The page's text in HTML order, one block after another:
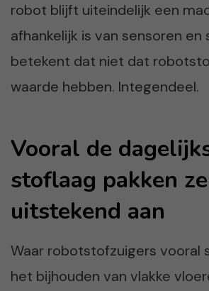
robot blijft uiteindelijk een
afhankelijk is van sensoren en
betekent dat niet dat
waarde hebben. Integendeel.
Vooral de
stoflaag pakken ze
uitstekend aan
Waar robotstofzuigers vooral
het bijhouden van vlakke